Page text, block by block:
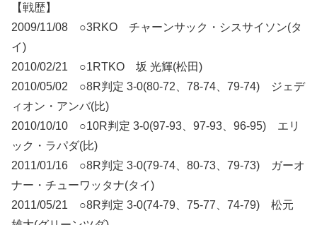
【戦歴】
2009/11/08 ○3RKO チャーンサック・シスサイソン(タ
イ)
2010/02/21 ○1RTKO 坂 光輝(松田)
2010/05/02 ○8R判定 3-0(80-72、78-74、79-74) ジェデ
ィオン・アンバ(比)
2010/10/10 ○10R判定 3-0(97-93、97-93、96-95) エリ
ック・ラパダ(比)
2011/01/16 ○8R判定 3-0(79-74、80-73、79-73) ガーオ
ナー・チューワッタナ(タイ)
2011/05/21 ○8R判定 3-0(74-79、75-77、74-79) 松元